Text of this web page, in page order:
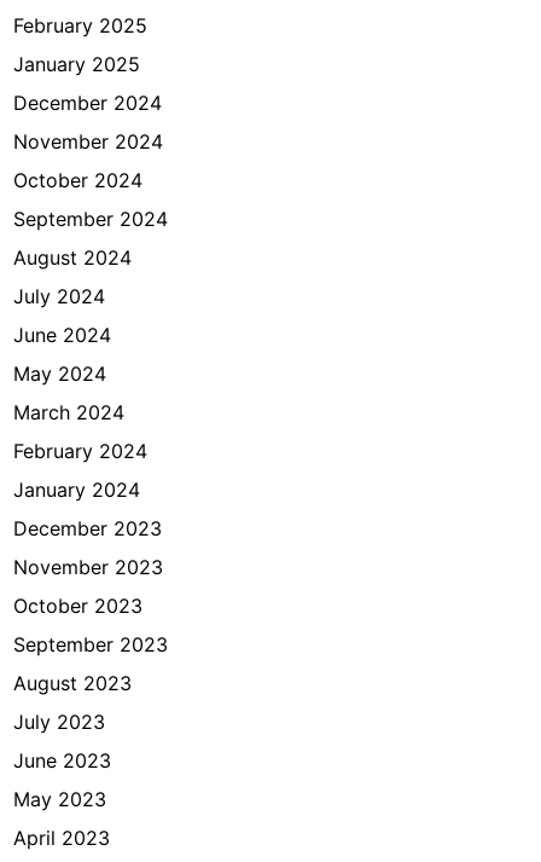
February 2025
January 2025
December 2024
November 2024
October 2024
September 2024
August 2024
July 2024
June 2024
May 2024
March 2024
February 2024
January 2024
December 2023
November 2023
October 2023
September 2023
August 2023
July 2023
June 2023
May 2023
April 2023